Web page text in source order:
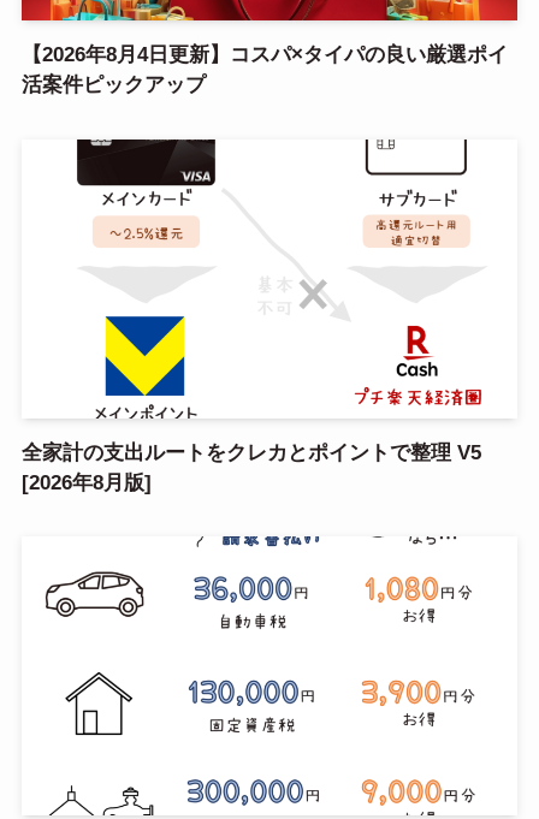
【2026年8月4日更新】コスパ×タイパの良い厳選ポイ
活案件ピックアップ
全家計の支出ルートをクレカとポイントで整理 V5
[2026年8月版]